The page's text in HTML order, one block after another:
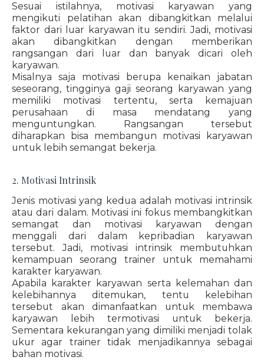
Sesuai istilahnya, motivasi karyawan yang
mengikuti pelatihan akan dibangkitkan melalui
faktor dari luar karyawan itu sendiri. Jadi, motivasi
akan dibangkitkan dengan memberikan
rangsangan dari luar dan banyak dicari oleh
karyawan.
Misalnya saja motivasi berupa kenaikan jabatan
seseorang, tingginya gaji seorang karyawan yang
memiliki motivasi tertentu, serta kemajuan
perusahaan di masa mendatang yang
menguntungkan. Rangsangan tersebut
diharapkan bisa membangun motivasi karyawan
untuk lebih semangat bekerja.
2. Motivasi Intrinsik
Jenis motivasi yang kedua adalah motivasi intrinsik
atau dari dalam. Motivasi ini fokus membangkitkan
semangat dan motivasi karyawan dengan
menggali dari dalam kepribadian karyawan
tersebut. Jadi, motivasi intrinsik membutuhkan
kemampuan seorang trainer untuk memahami
karakter karyawan.
Apabila karakter karyawan serta kelemahan dan
kelebihannya ditemukan, tentu kelebihan
tersebut akan dimanfaatkan untuk membawa
karyawan lebih termotivasi untuk bekerja.
Sementara kekurangan yang dimiliki menjadi tolak
ukur agar trainer tidak menjadikannya sebagai
bahan motivasi.